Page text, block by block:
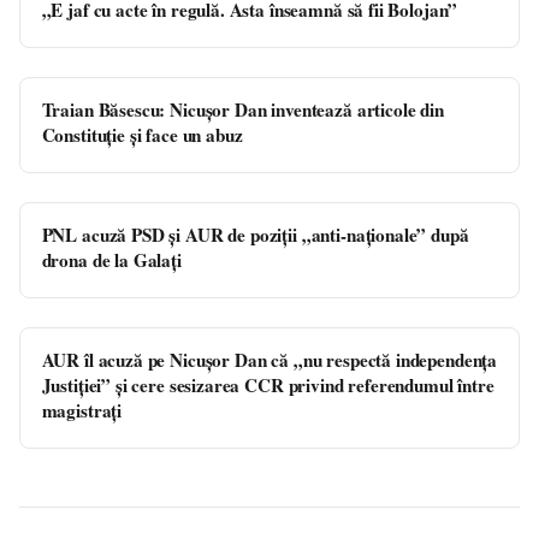
„E jaf cu acte în regulă. Asta înseamnă să fii Bolojan”
Traian Băsescu: Nicușor Dan inventează articole din
Constituție și face un abuz
PNL acuză PSD și AUR de poziții „anti-naționale” după
drona de la Galați
AUR îl acuză pe Nicușor Dan că „nu respectă independenţa
Justiţiei” și cere sesizarea CCR privind referendumul între
magistrați